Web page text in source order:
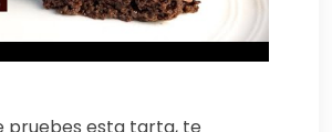
pruebes esta tarta, te